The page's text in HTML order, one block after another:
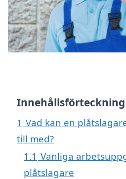
Innehållsförteckning
1 Vad kan en
till med?
1.1 Vanliga
plåtslagare